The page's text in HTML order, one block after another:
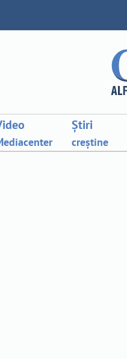
Știri
creștine